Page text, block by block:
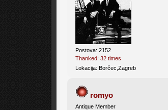
Postova: 2152
Thanked: 32 times
Lokacija: Borčec,Zagreb
romyo
Antique Member